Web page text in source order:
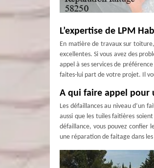
L’expertise de LPM
En matière de travaux sur
excellentes. Si vous avez des
appel à ses services de
faites-lui part de votre projet. Il
A qui faire appel pour
Les défaillances au niveau d’un
aussi que les tuiles faitières
défaillance, vous pouvez confier
une réparation de faitage dans les